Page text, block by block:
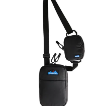
出貨，本公司將有權取消訂
單，造成不便尚請見諒。如
遇庫存不足無法下單，亦歡
迎洽詢客服。